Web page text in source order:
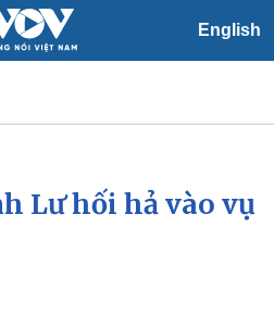
English
Xã hội
Lư hối hả vào vụ